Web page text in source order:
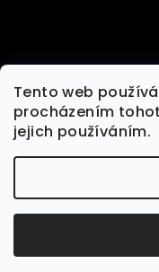
Tento web
procházením
jejich používáním.
Každou objednávku
Klikni pro